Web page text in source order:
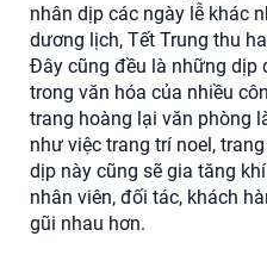
nhân dịp các ngày lễ khác
dương lịch, Tết Trung thu
Đây cũng đều là những dịp
trong văn hóa của nhiều
trang hoàng lại văn phòng
như việc trang trí noel,
dịp này cũng sẽ gia tăng
nhân viên, đối tác, khách
gũi nhau hơn.